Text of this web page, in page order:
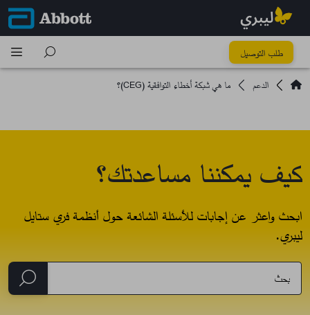
طلب التوصيل
الدعم
ما هي شبكة أخطاء التوافقية (CEG)؟
كيف يمكننا مساعدتك؟
ابحث واعثر عن إجابات للأسئلة الشائعة حول أنظمة فري ستايل
ليبري.